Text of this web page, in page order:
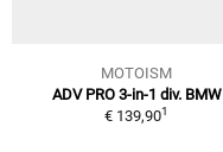
MOTOISM
ADV PRO 3-in-1 div. BMW
€ 139,901